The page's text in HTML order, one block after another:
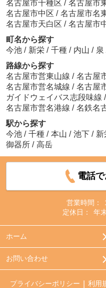
名古屋市千種区 / 名古屋市
名古屋市中区 / 名古屋市名
名古屋市天白区 / 名古屋市
町名から探す
今池 / 新栄 / 千種 / 内山 / 泉
路線から探す
名古屋市営東山線 / 名古屋
名古屋市営名城線 / 名古屋
ガイドウェイバス志段味線 /
名古屋市営名港線 / 名鉄名
駅から探す
今池 / 千種 / 本山 / 池下 / 新
御器所 / 高岳
電話
営業時間：
定休日：
年
ホーム
お問い合わせ
プライバシーポリシー 利用